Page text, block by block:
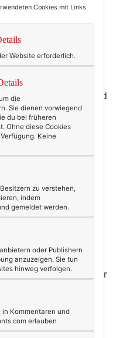
Namen musste ich
finde ich ihn. Und so
dahinter!
Gott sei dank in
erst twitter, dann
und sehr bereichernd
Vormittag, wo sie
- eine Idee, ja,
ich unglaublich
Projectszieht
sie bereits seit fünf
der Staffelei und
Alpenüberquert.
liebt und eine
hat. Wenn man
ein ganz eigenes
frische 40 und Mutter
dreizehn)
und kleine
und seit
Konzept: die
Cookies mit Links
Website erforderlich.
die
Sie dienen vorwiegend
du bei früheren
Ohne diese Cookies
Keine
zu verstehen,
indem
gemeldet werden.
oder Publishern
anzuzeigen. Sie tun
hinweg verfolgen.
Kommentaren und
erlauben